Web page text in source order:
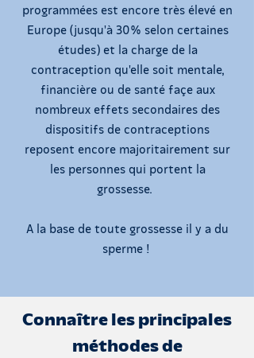
programmées est encore très élevé en
Europe (jusqu'à 30% selon certaines
études) et la charge de la
contraception qu'elle soit mentale,
financière ou de santé façe aux
nombreux effets secondaires des
dispositifs de contraceptions
reposent encore majoritairement sur
les personnes qui portent la
grossesse.
A la base de toute grossesse il y a du
sperme !
Connaître les principales
méthodes de